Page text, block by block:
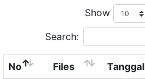
Show
Search:
No Files Tanggal